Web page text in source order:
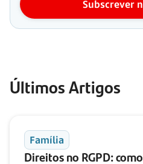
Subscrever
Últimos Artigos
Família
Direitos no RGPD: